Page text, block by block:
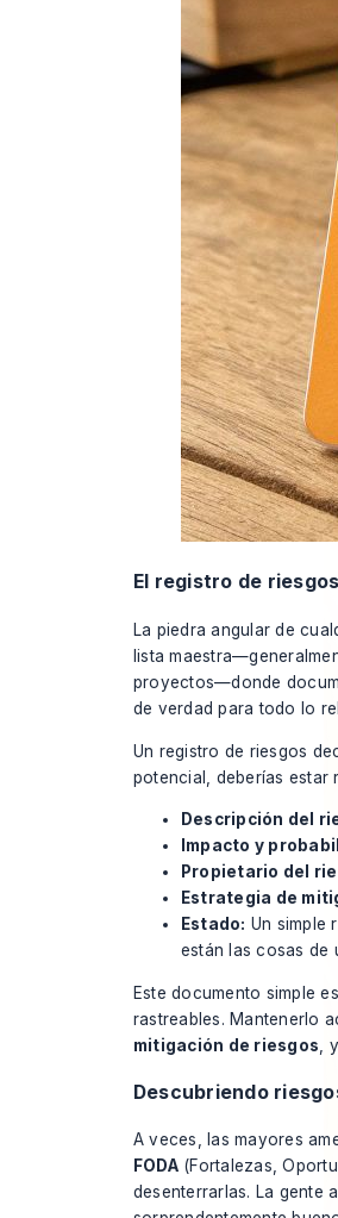
El registro de
La piedra angular de
lista
proyectos—donde
de verdad para todo lo
Un registro de riesgos
potencial, deberías estar
Descripción del
Impacto y
Propietario del
Estrategia de
Estado: Un simple
están las cosas de
Este documento simple
rastreables. Mantenerlo
mitigación de riesgos ,
Descubriendo
A veces, las mayores
FODA(Fortalezas,
desenterrarlas. La gente